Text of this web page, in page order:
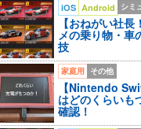
iOS Android シミ
【おねがい社
メの乗り物・車
技
家庭用 その他
【Nintendo
はどのくらいも
確認！